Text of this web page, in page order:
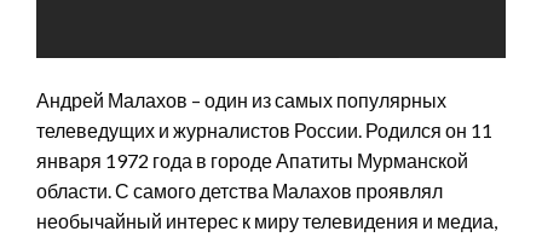
Андрей Малахов – один из самых популярных
телеведущих и журналистов России. Родился он 11
января 1972 года в городе Апатиты Мурманской
области. С самого детства Малахов проявлял
необычайный интерес к миру телевидения и медиа,